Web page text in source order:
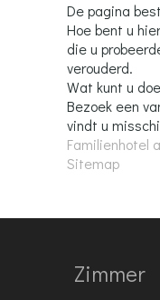
De pagina
Hoe bent u
die u
verouderd.
Wat kunt u
Bezoek een
vindt u
Familienhotel
Sitemap
Zimmer